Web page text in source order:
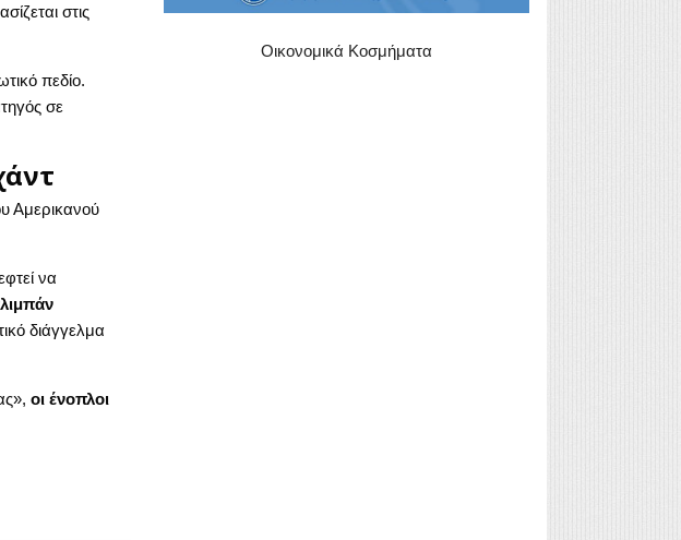
στις
πεδίο.
σε
Αμερικανού
να
διάγγελμα
οι ένοπλοι
Οικονομικά Κοσμήματα